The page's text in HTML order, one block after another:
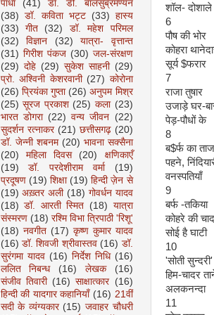
शॉल- दोशाले
6
पौष की भोर
कोहरा
सूर्य $फरार
7
राजा तुषार
उजाड़े घर-
पेड़-पौधों के
8
ब$र्फ का ताज
पहने,
वनस्पतियाँ
9
बर्फ -तकिया
कोहरे की
सोई है घाटी
10
'सोती सुन्दरी'
हिम-चादर
अलकनन्दा
11
पाधा
(41)
डॉ. डी. बालसुब्रमण्यन
(38) डॉ. कविता भट्ट (33) हास्य
(33)
गीत (32)
डॉ. महेश परिमल
(32)
विज्ञान (32)
यात्रा- वृत्तान्त
(31) गिरीश पंकज (30) जल-संरक्षण
(29) दोहे (29) सुकेश साहनी (29)
प्रो. अश्विनी केशरवानी (27) कोरोना
(26) प्रियंका गुप्ता (26) अनुपम मिश्र
(25) सूरज प्रकाश (25) कला (23)
भारत डोगरा (22) वन्य जीवन (22)
सुदर्शन रत्नाकर (21) छत्तीसगढ़ (20)
डॉ. जेन्नी शबनम (20) भावना सक्सैना
(20)
महिला दिवस (20)
क्षणिकाएँ
(19)
डॉ. परदेशीराम वर्मा
(19)
प्रदूषण (19) शिक्षा (19) हिन्दी ज़ेन से
(19) अख़्तर अली (18) गोवर्धन यादव
(18) डॉ. आरती स्मित (18) यात्रा
संस्मरण (18) रश्मि विभा त्रिपाठी 'रिशू'
(18) नवगीत (17) कृष्ण कुमार यादव
(16) डॉ. शिवजी श्रीवास्तव (16) डॉ.
सुरंगमा यादव (16) निर्देश निधि (16)
ललित निबन्ध
(16) लेखक
(16)
संजीव तिवारी (16) साक्षात्कार (16)
हिन्दी की यादगार कहानियाँ (16) 21वीं
सदी के व्यंग्यकार (15) जवाहर चौधरी